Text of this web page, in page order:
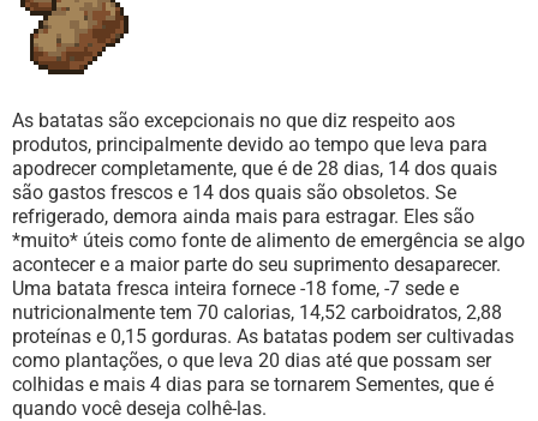
As batatas são excepcionais no que diz respeito aos
produtos, principalmente devido ao tempo que leva para
apodrecer completamente, que é de 28 dias, 14 dos quais
são gastos frescos e 14 dos quais são obsoletos. Se
refrigerado, demora ainda mais para estragar. Eles são
*muito* úteis como fonte de alimento de emergência se algo
acontecer e a maior parte do seu suprimento desaparecer.
Uma batata fresca inteira fornece -18 fome, -7 sede e
nutricionalmente tem 70 calorias, 14,52 carboidratos, 2,88
proteínas e 0,15 gorduras. As batatas podem ser cultivadas
como plantações, o que leva 20 dias até que possam ser
colhidas e mais 4 dias para se tornarem Sementes, que é
quando você deseja colhê-las.